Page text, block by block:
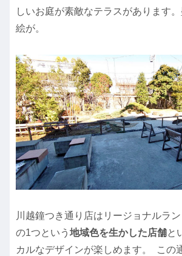
しいお庭が素敵なテラスがあります
絵が。
川越鐘つき通り店はリージョナルラ
の1つという 地域色を生かした店舗と
カルなデザインが楽しめます。 この